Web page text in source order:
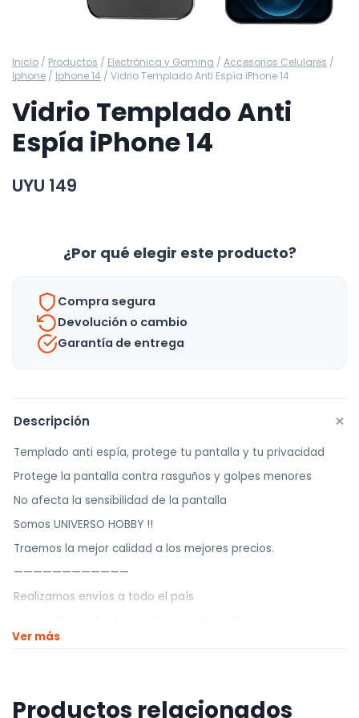
Inicio / Productos / Electrónica y Gaming / Accesorios Celulares /
Iphone / Iphone 14 / Vidrio Templado Anti Espía iPhone 14
Vidrio Templado Anti
Espía iPhone 14
UYU 149
¿Por qué elegir este producto?
Compra segura
Devolución o cambio
Garantía de entrega
Descripción +
Templado anti espía, protege tu pantalla y tu privacidad
Protege la pantalla contra rasguños y golpes menores
No afecta la sensibilidad de la pantalla
Somos UNIVERSO HOBBY !!
Traemos la mejor calidad a los mejores precios.
————————————
Realizamos envíos a todo el país
Envíos Flex en el día.
————————————
Ver más
Productos relacionados